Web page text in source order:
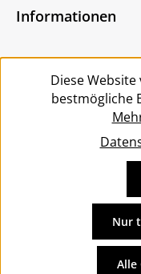
bin mit ihnen
Zeichen ein*
Informationen
Service
und ggf.
Diese
bestmögliche
Nur
Alle